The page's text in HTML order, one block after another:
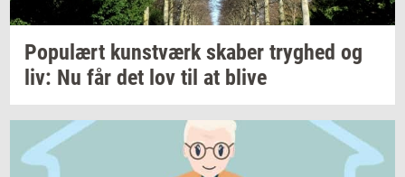
Po­pu­lært kunst­værk ska­ber tryg­hed og
liv: Nu får det lov til at blive